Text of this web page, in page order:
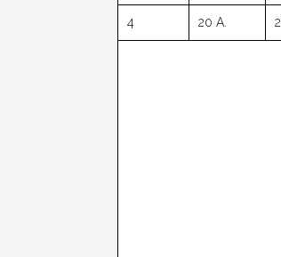
4 20 A.